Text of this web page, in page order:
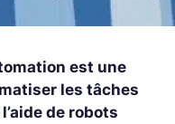
est une
les tâches
de robots